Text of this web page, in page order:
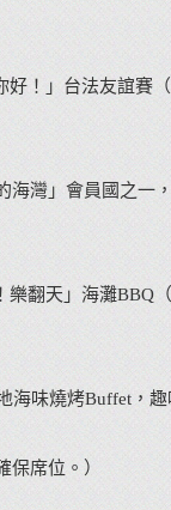
好！」台法友誼賽
海灣」會員國之
翻天」海灘BBQ
海味燒烤Buffet，
保席位。）